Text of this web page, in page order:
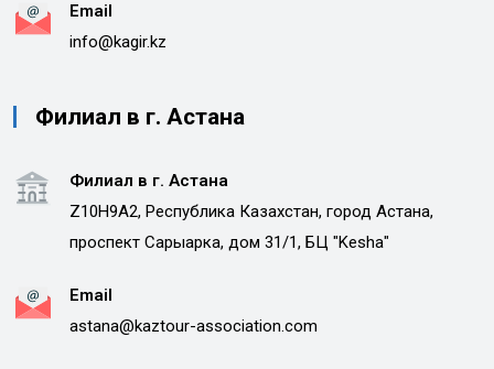
Email
info@kagir.kz
Филиал в г. Астана
Филиал в г. Астана
Z10H9A2, Республика Казахстан, город Астана,
проспект Сарыарка, дом 31/1, БЦ "Kesha"
Email
astana@kaztour-association.com